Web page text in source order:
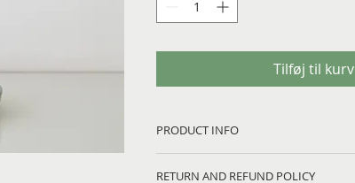
Tilføj til kurv
PRODUCT INFO
RETURN AND REFUND POLICY